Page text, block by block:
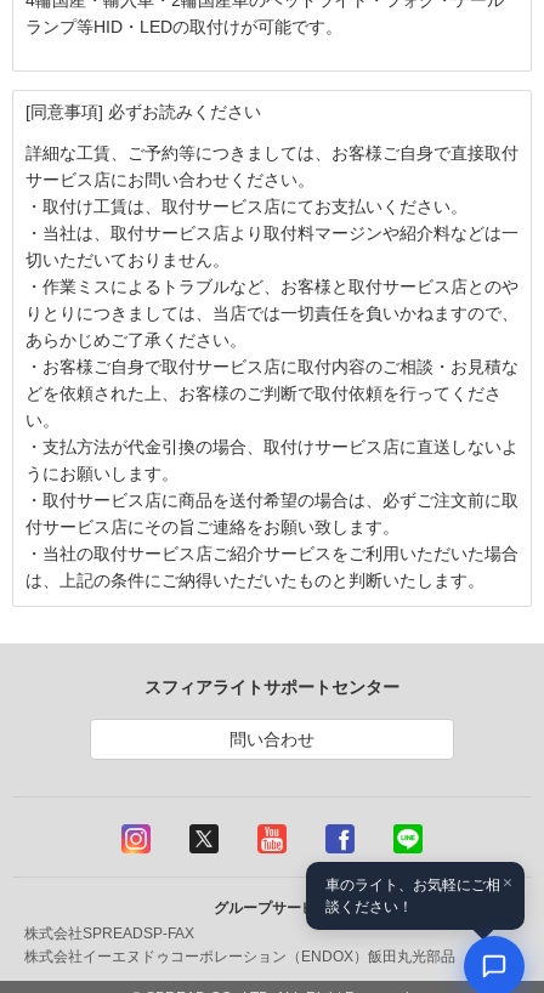
ランプ等HID・LEDの取付けが可能です。
[同意事項] 必ずお読みください
詳細な工賃、ご予約等につきましては、お客様ご自身で直接取付
サービス店にお問い合わせください。
・取付け工賃は、取付サービス店にてお支払いください。
・当社は、取付サービス店より取付料マージンや紹介料などは一
切いただいておりません。
・作業ミスによるトラブルなど、お客様と取付サービス店とのや
りとりにつきましては、当店では一切責任を負いかねますので、
あらかじめご了承ください。
・お客様ご自身で取付サービス店に取付内容のご相談・お見積な
どを依頼された上、お客様のご判断で取付依頼を行ってくださ
い。
・支払方法が代金引換の場合、取付けサービス店に直送しないよ
うにお願いします。
・取付サービス店に商品を送付希望の場合は、必ずご注文前に取
付サービス店にその旨ご連絡をお願い致します。
・当社の取付サービス店ご紹介サービスをご利用いただいた場合
は、上記の条件にご納得いただいたものと判断いたします。
スフィアライトサポートセンター
問い合わせ
グループサービス
株式会社SPREADSP-FAX
株式会社イーエヌドゥコーポレーション（ENDOX） 飯田丸光部品
×
車のライト、お気軽にご相
談ください！